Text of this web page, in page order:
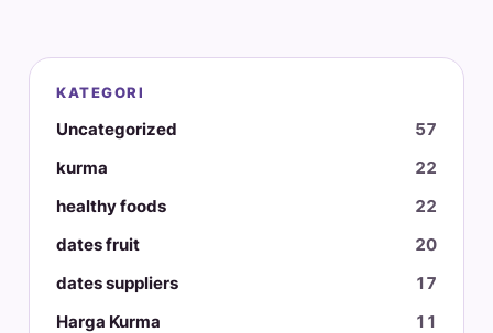
KATEGORI
Uncategorized
57
kurma
22
healthy foods
22
dates fruit
20
dates suppliers
17
Harga Kurma
11